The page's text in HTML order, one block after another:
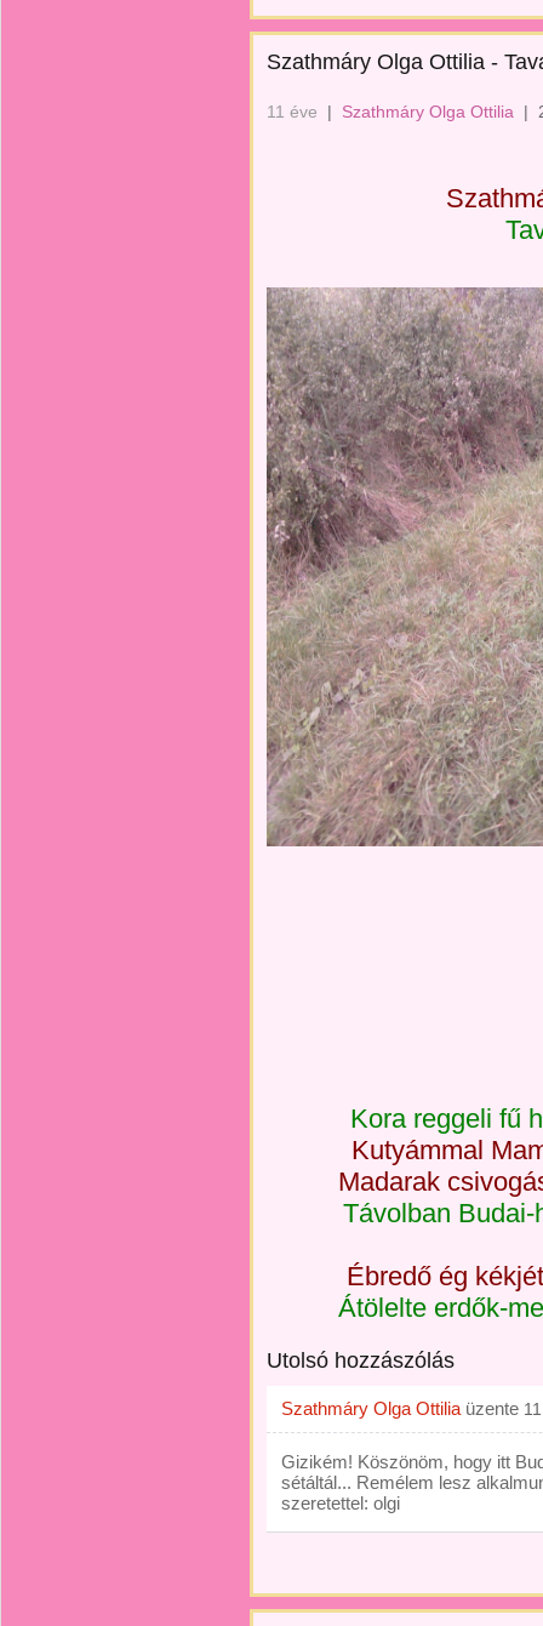
Szathmáry Olga Ottilia -
11 éve | Szathmáry Olga Ottilia |
Kora reggeli fű
Kutyámmal
Madarak
Távolban
Ébredő ég
Átölelte erdők-
Utolsó hozzászólás
Szathmáry Olga Ottilia üzente
Gizikém! Köszönöm, hogy itt
sétáltál... Remélem lesz
szeretettel: olgi